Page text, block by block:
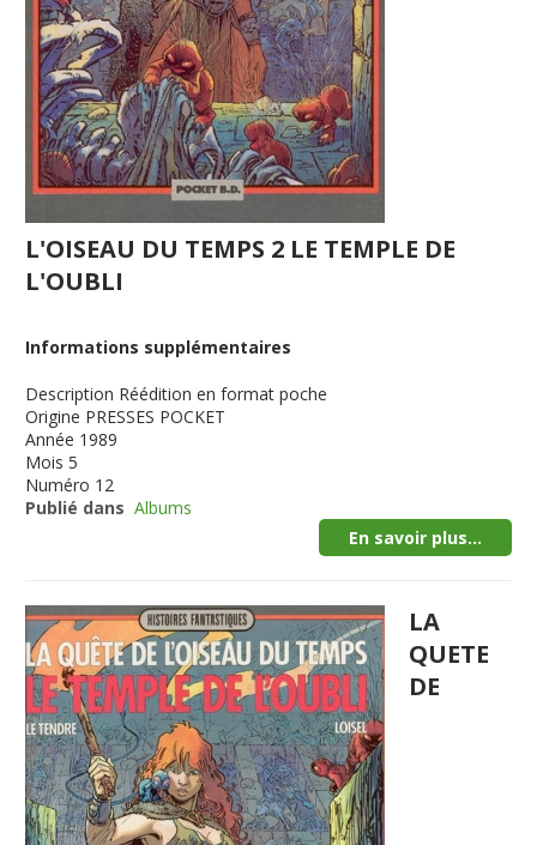
L'OISEAU DU TEMPS 2 LE TEMPLE DE
L'OUBLI
Informations supplémentaires
Description Réédition en format poche
Origine PRESSES POCKET
Année 1989
Mois 5
Numéro 12
Publié dans Albums
En savoir plus...
LA
QUETE
DE